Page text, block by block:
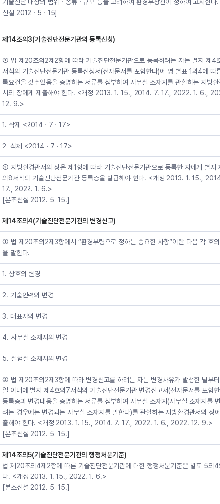
기술진단 대상의 범위ㆍ종류ㆍ규모 등을 고려하여 환경부장관이 정하여 고시한다
신설 2012ㆍ5ㆍ15]
제14조의3(기술진단전문기관의 등록신청)
① 법 제20조의2제2항에 따라 기술진단전문기관으로 등록하려는 자는 별지 제4
서식의 기술진단전문기관 등록신청서(전자문서를 포함한다)에 영 별표 1의4에 따
록요건을 갖추었음을 증명하는 서류를 첨부하여 사무실 소재지를 관할하는 지방환
서의 장에게 제출해야 한다. <개정 2013. 1. 15., 2014. 7. 17., 2022. 1. 6.,
12. 9.>
1. 삭제 <2014ㆍ7ㆍ17>
2. 삭제 <2014ㆍ7ㆍ17>
② 지방환경관서의 장은 제1항에 따라 기술진단전문기관으로 등록한 자에게 별지
의8서식의 기술진단전문기관 등록증을 발급해야 한다. <개정 2013. 1. 15.,
17., 2022. 1. 6.>
[본조신설 2012. 5. 15.]
제14조의4(기술진단전문기관의 변경신고)
① 법 제20조의2제3항에서 “환경부령으로 정하는 중요한 사항”이란 다음 각 호
을 말한다.
1. 상호의 변경
2. 기술인력의 변경
3. 대표자의 변경
4. 사무실 소재지의 변경
5. 실험실 소재지의 변경
② 법 제20조의2제3항에 따라 변경신고를 하려는 자는 변경사유가 발생한 날부
일 이내에 별지 제4호의7서식의 기술진단전문기관 변경신고서(전자문서를 포함
등록증과 변경내용을 증명하는 서류를 첨부하여 사무실 소재지(사무실 소재지를
려는 경우에는 변경되는 사무실 소재지를 말한다)를 관할하는 지방환경관서의 장
출해야 한다. <개정 2013. 1. 15., 2014. 7. 17., 2022. 1. 6., 2022. 12. 9.>
[본조신설 2012. 5. 15.]
제14조의5(기술진단전문기관의 행정처분기준)
법 제20조의4제2항에 따른 기술진단전문기관에 대한 행정처분기준은 별표 5의4
다. <개정 2013. 1. 15., 2022. 1. 6.>
[본조신설 2012. 5. 15.]